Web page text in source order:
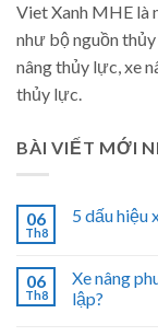
Viet Xanh MHE là
như bộ nguồn
nâng thủy lực, xe
thủy lực.
BÀI VIẾT MỚI
06
Th8
5 dấu hiệu
06
Th8
Xe nâng
lập?